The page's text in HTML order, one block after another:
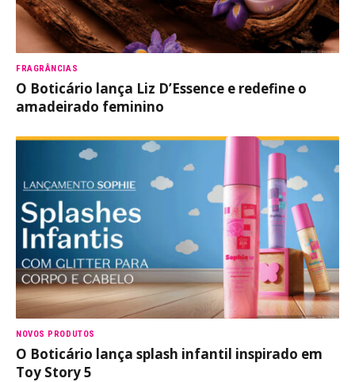
FRAGRÂNCIAS
O Boticário lança Liz D’Essence e redefine o
amadeirado feminino
NOVOS PRODUTOS
O Boticário lança splash infantil inspirado em
Toy Story 5